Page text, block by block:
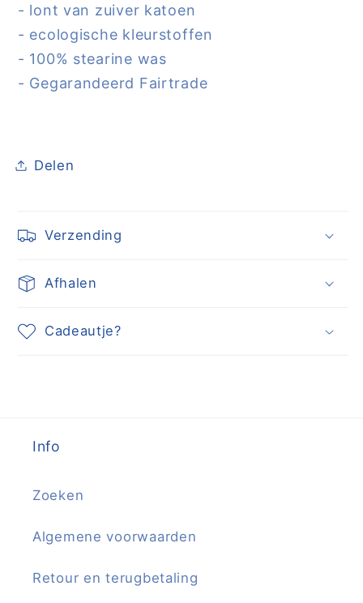
- lont van zuiver katoen
- ecologische kleurstoffen
- 100% stearine was
- Gegarandeerd Fairtrade
Delen
Verzending
Afhalen
Cadeautje?
Info
Zoeken
Algemene voorwaarden
Retour en terugbetaling